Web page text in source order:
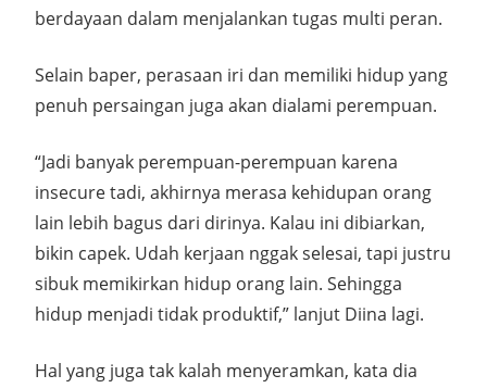
berdayaan dalam menjalankan tugas multi peran.
Selain baper, perasaan iri dan memiliki hidup yang
penuh persaingan juga akan dialami perempuan.
“Jadi banyak perempuan-perempuan karena
insecure tadi, akhirnya merasa kehidupan orang
lain lebih bagus dari dirinya. Kalau ini dibiarkan,
bikin capek. Udah kerjaan nggak selesai, tapi justru
sibuk memikirkan hidup orang lain. Sehingga
hidup menjadi tidak produktif,” lanjut Diina lagi.
Hal yang juga tak kalah menyeramkan, kata dia